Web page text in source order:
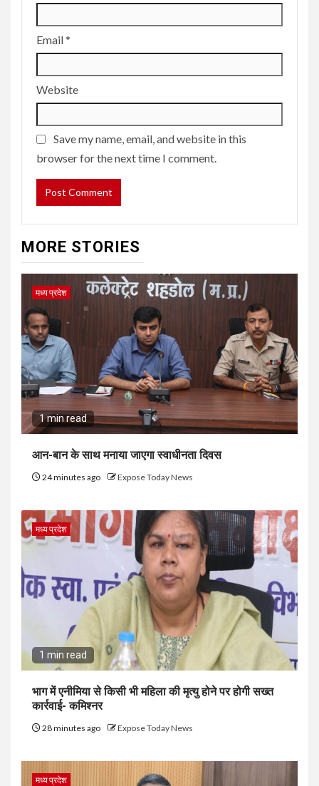
Email*
Website
Save my name, email, and website in this
browser for the next time I comment.
MORE STORIES
मध्य प्रदेश
1 min read
आन-बान के साथ मनाया जाएगा स्वाधीनता दिवस
24 minutes ago Expose Today News
मध्य प्रदेश
1 min read
भाग में एनीमिया से किसी भी महिला की मृत्यु होने पर होगी सख्त
कार्रवाई- कमिश्नर
28 minutes ago Expose Today News
मध्य प्रदेश